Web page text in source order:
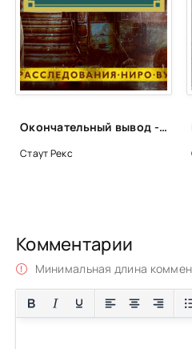
Окончательный вывод - Рекс Стаут
Стаут Рекс
Комментарии
Минимальная длина